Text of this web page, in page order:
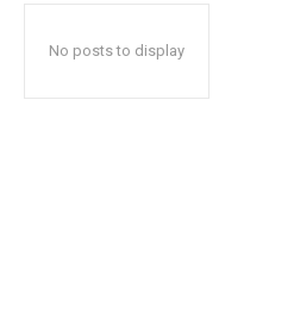
No posts to display